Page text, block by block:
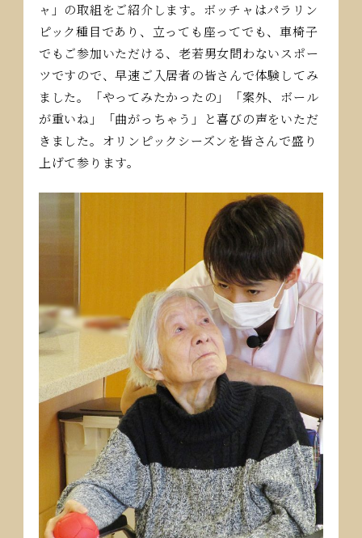
ャ」の取組をご紹介します。ボッチャはパラリン
ピック種目であり、立っても座ってでも、車椅子
でもご参加いただける、老若男女問わないスポー
ツですので、早速ご入居者の皆さんで体験してみ
ました。「やってみたかったの」「案外、ボール
が重いね」「曲がっちゃう」と喜びの声をいただ
きました。オリンピックシーズンを皆さんで盛り
上げて参ります。